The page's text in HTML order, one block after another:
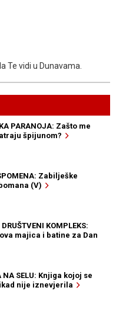
Te vidi u Dunavama.
PARANOJA: Zašto me
špijunom?
Zabilješke
(V)
KOMPLEKS:
majica i batine za Dan
NA SELU: Knjiga kojoj se
nije iznevjerila